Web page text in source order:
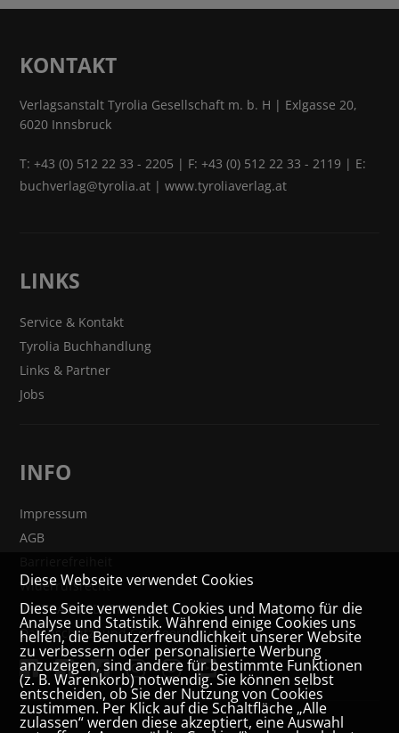
KONTAKT
Verlagsanstalt Tyrolia Gesellschaft m. b. H | Exlgasse 20,
6020 Innsbruck
T:+43 (0) 512 22 33 - 2205 | F: +43 (0) 512 22 33 - 2119 | E:
buchverlag@tyrolia.at |www.tyroliaverlag.at
LINKS
Service & Kontakt
Tyrolia Buchhandlung
Links & Partner
Jobs
INFO
Impressum
AGB
Widerrufsrecht
VERTRAG WIDERRUFEN
Datenschutz- und Cookieerklärung
Diese Webseite verwendet Cookies
Diese Seite verwendet Cookies und Matomo für die
Analyse und Statistik. Während einige Cookies uns
helfen, die Benutzerfreundlichkeit unserer Website
zu verbessern oder personalisierte Werbung
anzuzeigen, sind andere für bestimmte Funktionen
(z. B. Warenkorb) notwendig. Sie können selbst
entscheiden, ob Sie der Nutzung von Cookies
zustimmen. Per Klick auf die Schaltfläche „Alle
zulassen“ werden diese akzeptiert, eine Auswahl